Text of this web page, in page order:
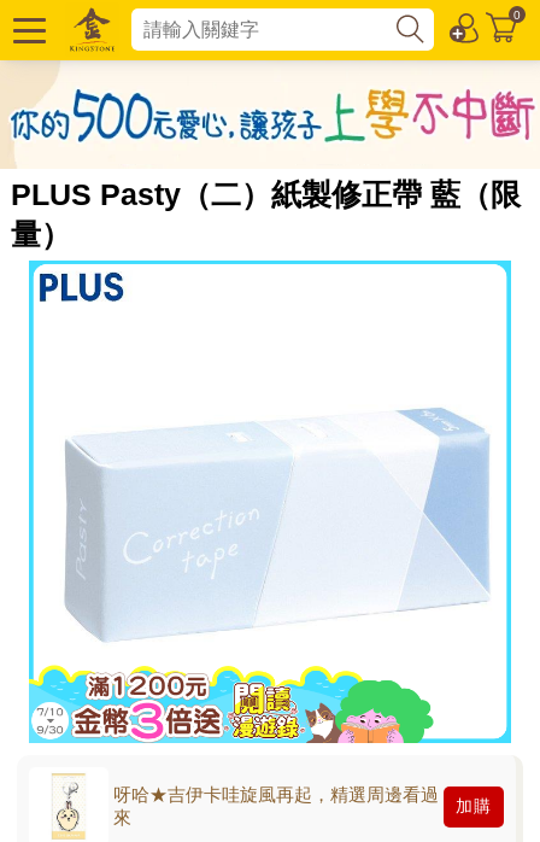
0
PLUS Pasty（二）紙製修正帶 藍（限
量）
呀哈★吉伊卡哇旋風再起，精選周邊看過
來
加購